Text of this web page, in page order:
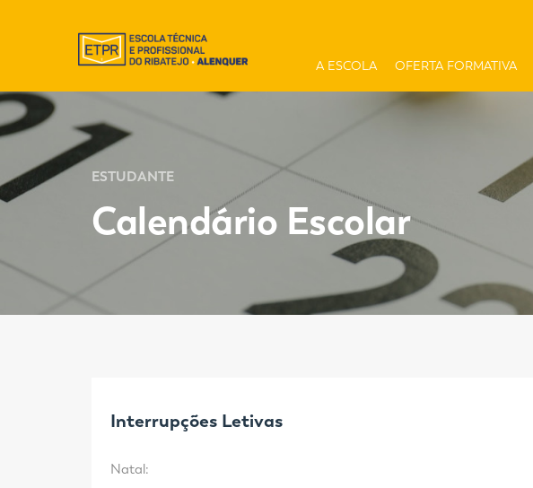
A ESCOLA OFERTA FORMATIVA
ESTUDANTE
Calendário Escolar
Interrupções Letivas
Natal: